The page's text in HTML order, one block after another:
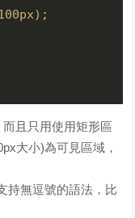
且只用使用矩形區
大小)為可見區域，
持無逗號的語法，比